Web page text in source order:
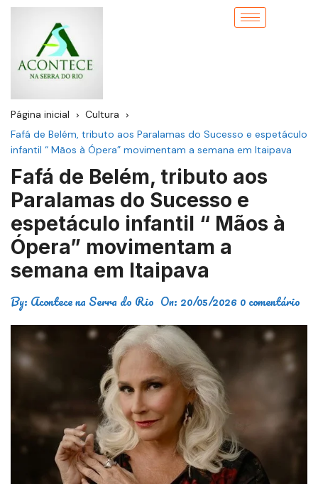
Página inicial
Cultura
Fafá de Belém, tributo aos Paralamas do Sucesso e espetáculo
infantil “ Mãos à Ópera” movimentam a semana em Itaipava
Fafá de Belém, tributo aos
Paralamas do Sucesso e
espetáculo infantil “ Mãos à
Ópera” movimentam a
semana em Itaipava
By: Acontece na Serra do Rio On: 20/05/20260 comentário